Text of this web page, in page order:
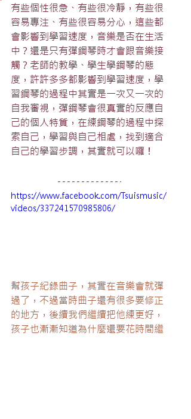
有些個性很急、有些很冷靜，有些很
容易專注、有些很容易分心，這些都
會影響到學習速度，音樂是否在生活
中？還是只有彈鋼琴時才會跟音樂接
觸？老師的教學、學生學鋼琴的態
度，許許多多都影響到學習速度，學
習鋼琴的過程中其實是一次又一次的
自我審視，彈鋼琴會很真實的反應自
己的個人特質，在練鋼琴的過程中探
索自己，學習與自己相處，找到適合
自己的學習步調，其實就可以囉！
https://www.facebook.com/Tsuismusic/
videos/337241570985806/
幫孩子紀錄曲子，其實在音樂會就彈
過了，不過當時曲子還有很多要修正
的地方，後續我們繼續把他練更好，
孩子也漸漸知道為什麼還要花時間繼